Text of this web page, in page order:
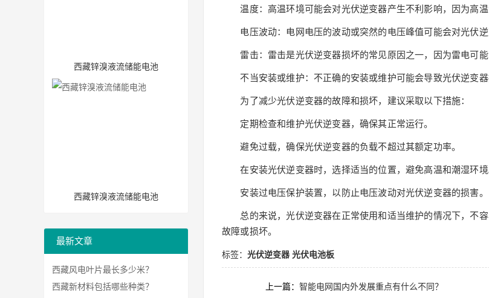
温度：高温环境可能会对光伏逆变器产生不利影响，因为高温
电压波动：电网电压的波动或突然的电压峰值可能会对光伏逆
雷击：雷击是光伏逆变器损坏的常见原因之一，因为雷电可能
不当安装或维护：不正确的安装或维护可能会导致光伏逆变器
为了减少光伏逆变器的故障和损坏，建议采取以下措施：
定期检查和维护光伏逆变器，确保其正常运行。
避免过载，确保光伏逆变器的负载不超过其额定功率。
在安装光伏逆变器时，选择适当的位置，避免高温和潮湿环境
安装过电压保护装置，以防止电压波动对光伏逆变器的损害。
总的来说，光伏逆变器在正常使用和适当维护的情况下，不
故障或损坏。
标签： 光伏逆变器 光伏电池板
上一篇： 智能电网国内外发展重点有什么不同？
西藏锌溴液流储能电池
西藏锌溴液流储能电池
最新文章
西藏风电叶片最长多少米？
西藏新材料包括哪些种类？